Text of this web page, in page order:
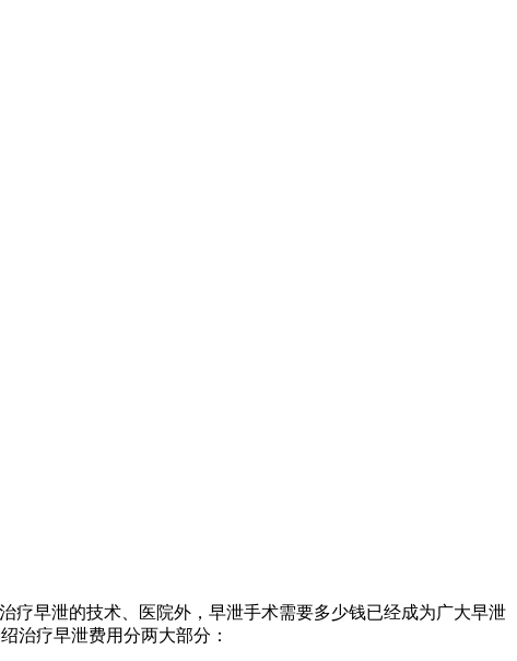
疗早泄的技术、医院外，早泄手术需要多少钱已经成为广大早泄
治疗早泄费用分两大部分：